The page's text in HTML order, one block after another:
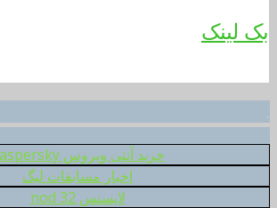
بک لینک
.
خرید آنتی ویروس Kaspersky
اخبار مسابقات لیگ
لایسنس nod 32